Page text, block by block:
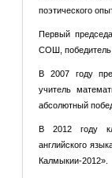
поэтического
Первый
СОШ, победитель
В 2007 году
учитель
абсолютный
В 2012 году
английского
Калмыкии-2012».